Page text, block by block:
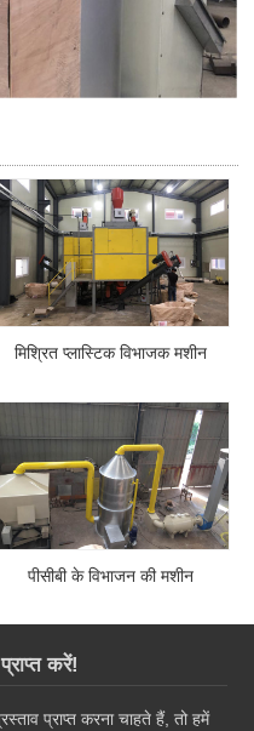
मिश्रित प्लास्टिक विभाजक मशीन
पीसीबी के विभाजन की मशीन
करें!
प्राप्त करना चाहते हैं, तो हमें